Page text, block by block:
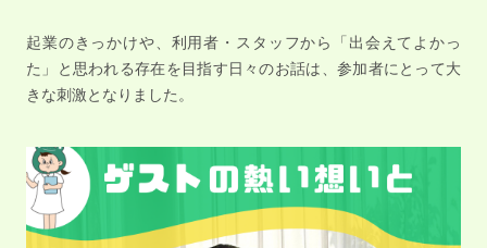
起業のきっかけや、利用者・スタッフから「出会えてよかっ
た」と思われる存在を目指す日々のお話は、参加者にとって大
きな刺激となりました。